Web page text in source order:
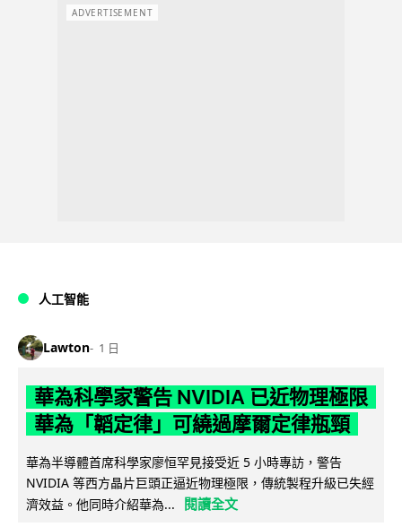
ADVERTISEMENT
人工智能
Lawton 1 日
華為科學家警告 NVIDIA 已近物理極限
華為「韜定律」可繞過摩爾定律瓶頸
華為半導體首席科學家廖恒罕見接受近 5 小時專訪，警告
NVIDIA 等西方晶片巨頭正逼近物理極限，傳統製程升級已失經
濟效益。他同時介紹華為...
閱讀全文